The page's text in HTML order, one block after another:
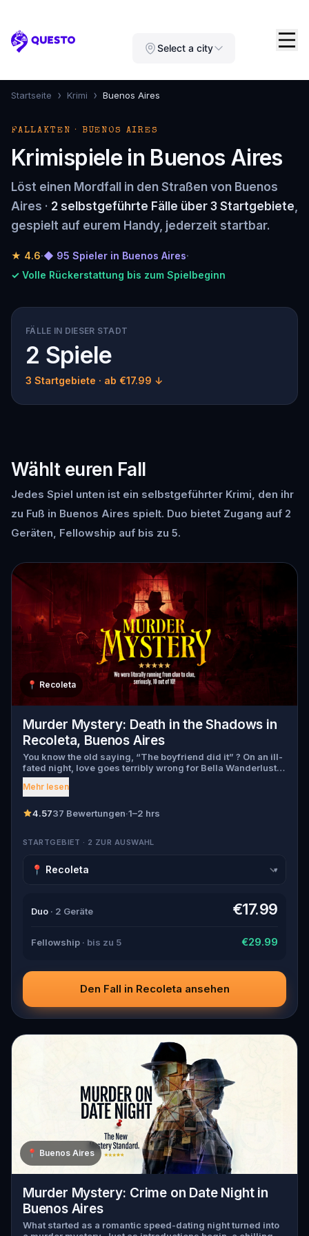
Questo Select a city
Startseite › Krimi › Buenos Aires
FALLAKTEN · BUENOS AIRES
Krimispiele in Buenos Aires
Löst einen Mordfall in den Straßen von Buenos
Aires · 2 selbstgeführte Fälle über 3 Startgebiete,
gespielt auf eurem Handy, jederzeit startbar.
★ 4.6·◆ 95 Spieler in Buenos Aires·
✓ Volle Rückerstattung bis zum Spielbeginn
FÄLLE IN DIESER STADT
2 Spiele
3 Startgebiete · ab €17.99 ↓
Wählt euren Fall
Jedes Spiel unten ist ein selbstgeführter Krimi, den ihr
zu Fuß in Buenos Aires spielt. Duo bietet Zugang auf 2
Geräten, Fellowship auf bis zu 5.
📍 Recoleta
Murder Mystery: Death in the Shadows in
Recoleta, Buenos Aires
You know the old saying, “The boyfriend did it” ? On an ill-
fated night, love goes terribly wrong for Bella Wanderlust
and Walter Bridges . Bella, a famous travel blogger, was
found dead during a ghost tour led by the theatrical Percy
Walter, the obsessed boyfriend? Percy, the ghost tour
suspects, and expose the real murderer before they strike
down all the crucial evidence.
Mehr lesen
4.5737 Bewertungen·1–2 hrs
STARTGEBIET · 2 ZUR AUSWAHL
▾
Duo · 2 Geräte €17.99
Fellowship · bis zu 5 €29.99
Den Fall in Recoleta ansehen
📍 Buenos Aires
Murder Mystery: Crime on Date Night in
Buenos Aires
What started as a romantic speed-dating night turned into